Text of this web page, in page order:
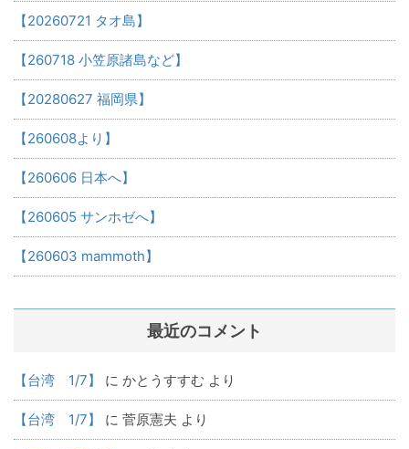
【20260721 タオ島】
【260718 小笠原諸島など】
【20280627 福岡県】
【260608より】
【260606 日本へ】
【260605 サンホゼへ】
【260603 mammoth】
最近のコメント
【台湾 1/7】 に かとうすすむ より
【台湾 1/7】 に 菅原憲夫 より